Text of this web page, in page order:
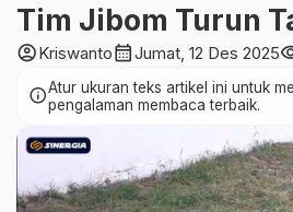
Tim Jibom Turun
account_circleKriswantocalendar_monthJumat, 12 Des 2025
infoAtur ukuran teks artikel ini untuk
pengalaman membaca terbaik.